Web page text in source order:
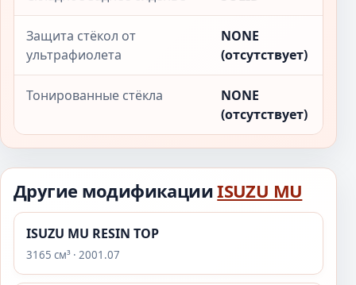
Защита стёкол от
ультрафиолета
NONE
(отсутствует)
Тонированные стёкла
NONE
(отсутствует)
Другие модификацииISUZU MU
ISUZU MU RESIN TOP
3165 см³ · 2001.07